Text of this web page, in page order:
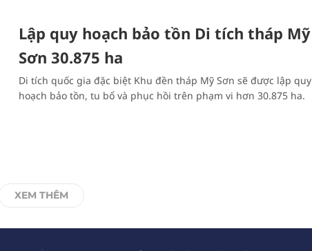
Lập quy hoạch bảo tồn Di tích tháp Mỹ
Sơn 30.875 ha
Di tích quốc gia đặc biệt Khu đền tháp Mỹ Sơn sẽ được lập quy
hoạch bảo tồn, tu bổ và phục hồi trên phạm vi hơn 30.875 ha.
XEM THÊM